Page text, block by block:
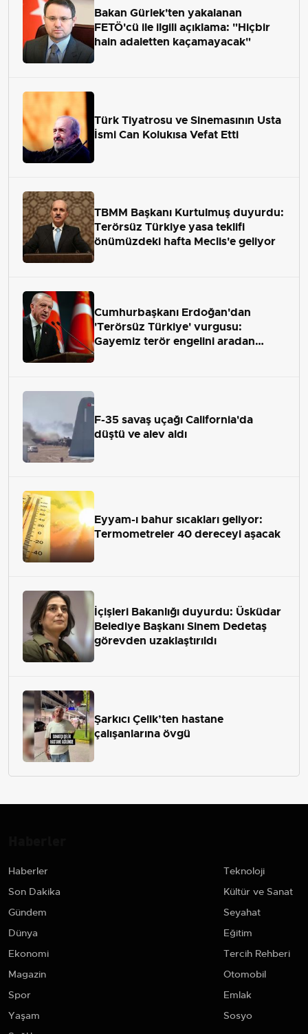
Bakan Gürlek'ten yakalanan
FETÖ'cü ile ilgili açıklama: "Hiçbir
hain adaletten kaçamayacak"
Türk Tiyatrosu ve Sinemasının Usta
İsmi Can Kolukısa Vefat Etti
TBMM Başkanı Kurtulmuş duyurdu:
Terörsüz Türkiye yasa teklifi
önümüzdeki hafta Meclis'e geliyor
Cumhurbaşkanı Erdoğan'dan
'Terörsüz Türkiye' vurgusu:
Gayemiz terör engelini aradan
F-35 savaş uçağı California'da
düştü ve alev aldı
Eyyam-ı bahur sıcakları geliyor:
Termometreler 40 dereceyi aşacak
İçişleri Bakanlığı duyurdu: Üsküdar
Belediye Başkanı Sinem Dedetaş
görevden uzaklaştırıldı
Şarkıcı Çelik’ten hastane
çalışanlarına övgü
Haberler
Son Dakika
Gündem
Dünya
Ekonomi
Magazin
Spor
Yaşam
Teknoloji
Kültür ve Sanat
Seyahat
Eğitim
Tercih Rehberi
Otomobil
Emlak
Sosyo